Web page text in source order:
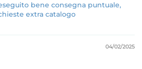
bene consegna puntuale,
extra catalogo
04/02/2025